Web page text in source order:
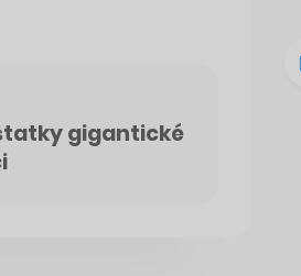
gigantické